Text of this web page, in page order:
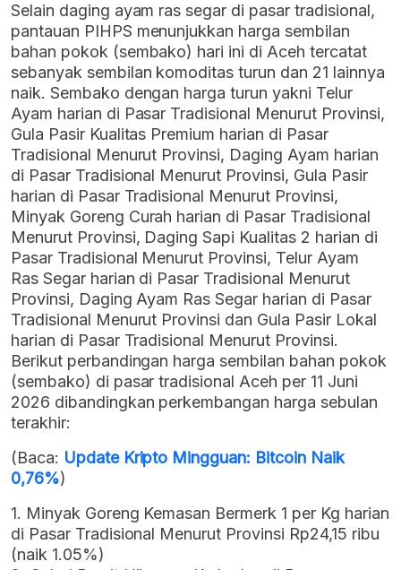
Selain daging ayam ras segar di pasar tradisional,
pantauan PIHPS menunjukkan harga sembilan
bahan pokok (sembako) hari ini di Aceh tercatat
sebanyak sembilan komoditas turun dan 21 lainnya
naik. Sembako dengan harga turun yakni Telur
Ayam harian di Pasar Tradisional Menurut Provinsi,
Gula Pasir Kualitas Premium harian di Pasar
Tradisional Menurut Provinsi, Daging Ayam harian
di Pasar Tradisional Menurut Provinsi, Gula Pasir
harian di Pasar Tradisional Menurut Provinsi,
Minyak Goreng Curah harian di Pasar Tradisional
Menurut Provinsi, Daging Sapi Kualitas 2 harian di
Pasar Tradisional Menurut Provinsi, Telur Ayam
Ras Segar harian di Pasar Tradisional Menurut
Provinsi, Daging Ayam Ras Segar harian di Pasar
Tradisional Menurut Provinsi dan Gula Pasir Lokal
harian di Pasar Tradisional Menurut Provinsi.
Berikut perbandingan harga sembilan bahan pokok
(sembako) di pasar tradisional Aceh per 11 Juni
2026 dibandingkan perkembangan harga sebulan
terakhir:
(Baca: Update Kripto Mingguan: Bitcoin Naik
0,76%)
1. Minyak Goreng Kemasan Bermerk 1 per Kg harian
di Pasar Tradisional Menurut Provinsi Rp24,15 ribu
(naik 1.05%)